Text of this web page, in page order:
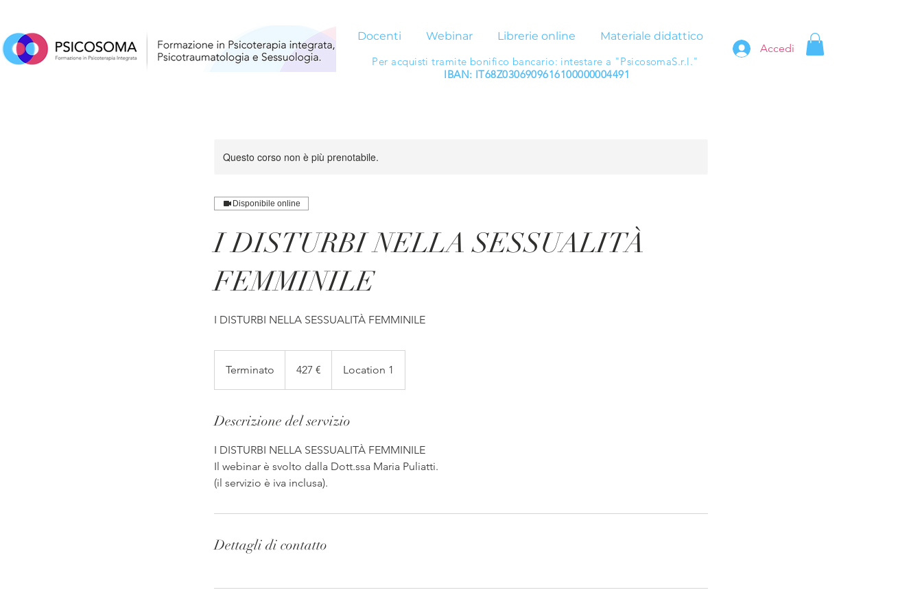
Docenti Webinar Librerie online
Materiale didattico
Per acquisti tramite bonifico bancario: intestare a "PsicosomaS.r.l."
IBAN: IT68Z0306909616100000004491
Accedi
Questo corso non è più prenotabile.
Disponibile online
I DISTURBI NELLA SESSUALITÀ
FEMMINILE
I DISTURBI NELLA SESSUALITÀ FEMMINILE
Terminato
e
m
n
a
t
427 € Location 1
Descrizione del servizio
I DISTURBI NELLA SESSUALITÀ FEMMINILE
Il webinar è svolto dalla Dott.ssa Maria Puliatti.
(il servizio è iva inclusa).
Dettagli di contatto